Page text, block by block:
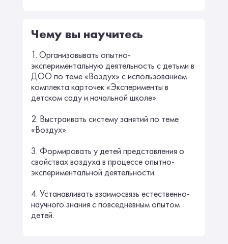
Чему вы научитесь
1. Организовывать опытно-
экспериментальную деятельность с детьми в
ДОО по теме «Воздух» с использованием
комплекта карточек «Эксперименты в
детском саду и начальной школе».
2. Выстраивать систему занятий по теме
«Воздух».
3. Формировать у детей представления о
свойствах воздуха в процессе опытно-
экспериментальной деятельности.
4. Устанавливать взаимосвязь естественно-
научного знания с повседневным опытом
детей.